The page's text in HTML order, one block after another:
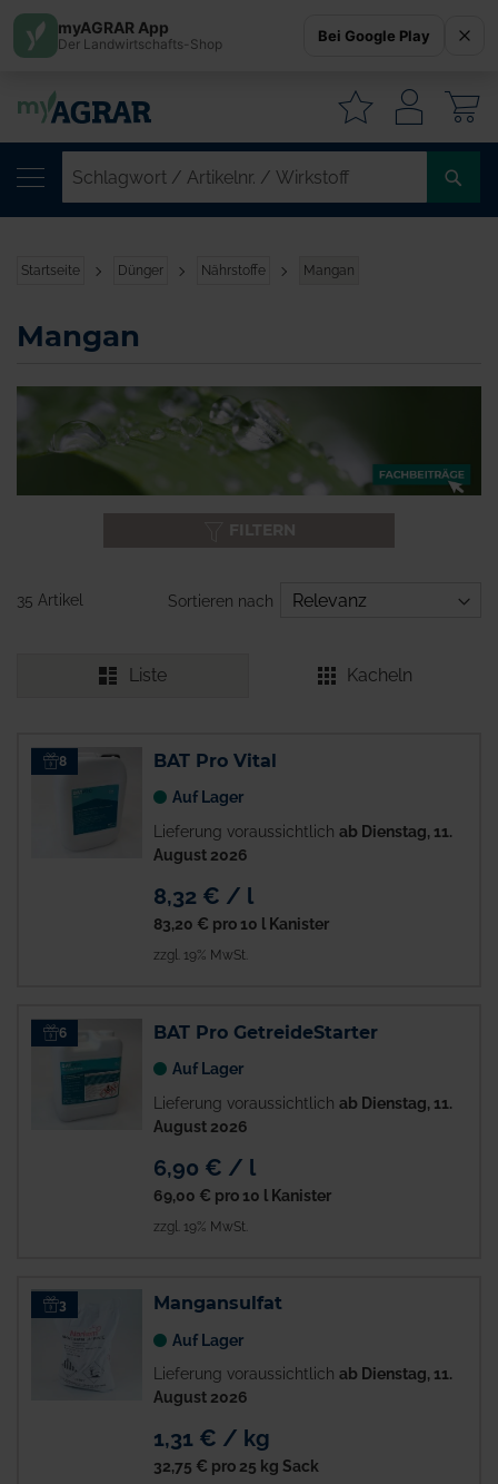
Startseite Dünger Nährstoffe Mangan
Mangan
35 Artikel Sortieren nach
Liste Kacheln
8 BAT Pro Vital
Auf Lager
Lieferung voraussichtlich ab Dienstag, 11.
August 2026
8,32 € / l
83,20 € pro 10 l Kanister
zzgl. 19% MwSt.
6 BAT Pro GetreideStarter
Auf Lager
Lieferung voraussichtlich ab Dienstag, 11.
August 2026
6,90 € / l
69,00 € pro 10 l Kanister
zzgl. 19% MwSt.
3 Mangansulfat
Auf Lager
Lieferung voraussichtlich ab Dienstag, 11.
August 2026
1,31 € / kg
32,75 € pro 25 kg Sack
myAGRAR App
Der Landwirtschafts-Shop Bei Google Play